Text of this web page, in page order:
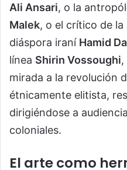
Ali Ansari, o la
Malek, o el crítico de
diáspora iraní Hamid
línea Shirin Vossoughi,
mirada a la revolución
étnicamente elitista,
dirigiéndose a
coloniales.
El arte como